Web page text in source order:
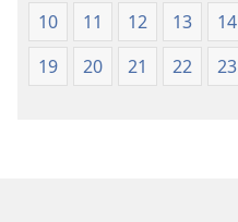
10
11 12 13 14
19
20 21 22 23